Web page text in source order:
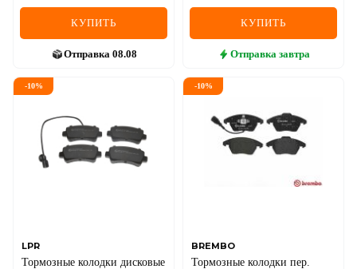
КУПИТЬ
Отправка 08.08
КУПИТЬ
Отправка завтра
-10%
LPR
Тормозные колодки дисковые
-10%
BREMBO
Тормозные колодки пер.